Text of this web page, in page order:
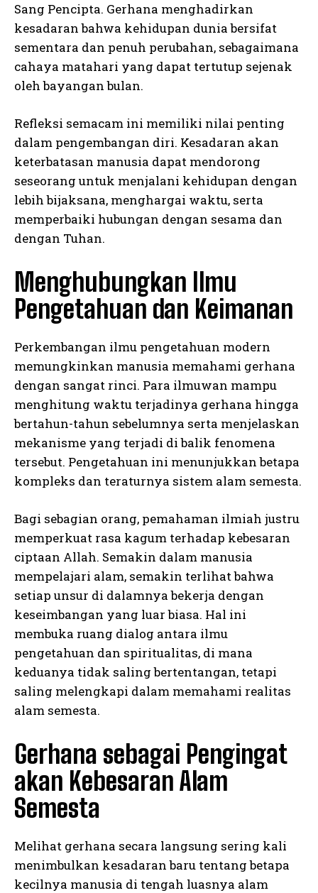
Sang Pencipta. Gerhana menghadirkan
kesadaran bahwa kehidupan dunia bersifat
sementara dan penuh perubahan, sebagaimana
cahaya matahari yang dapat tertutup sejenak
oleh bayangan bulan.
Refleksi semacam ini memiliki nilai penting
dalam pengembangan diri. Kesadaran akan
keterbatasan manusia dapat mendorong
seseorang untuk menjalani kehidupan dengan
lebih bijaksana, menghargai waktu, serta
memperbaiki hubungan dengan sesama dan
dengan Tuhan.
Menghubungkan Ilmu
Pengetahuan dan Keimanan
Perkembangan ilmu pengetahuan modern
memungkinkan manusia memahami gerhana
dengan sangat rinci. Para ilmuwan mampu
menghitung waktu terjadinya gerhana hingga
bertahun-tahun sebelumnya serta menjelaskan
mekanisme yang terjadi di balik fenomena
tersebut. Pengetahuan ini menunjukkan betapa
kompleks dan teraturnya sistem alam semesta.
Bagi sebagian orang, pemahaman ilmiah justru
memperkuat rasa kagum terhadap kebesaran
ciptaan Allah. Semakin dalam manusia
mempelajari alam, semakin terlihat bahwa
setiap unsur di dalamnya bekerja dengan
keseimbangan yang luar biasa. Hal ini
membuka ruang dialog antara ilmu
pengetahuan dan spiritualitas, di mana
keduanya tidak saling bertentangan, tetapi
saling melengkapi dalam memahami realitas
alam semesta.
Gerhana sebagai Pengingat
akan Kebesaran Alam
Semesta
Melihat gerhana secara langsung sering kali
menimbulkan kesadaran baru tentang betapa
kecilnya manusia di tengah luasnya alam